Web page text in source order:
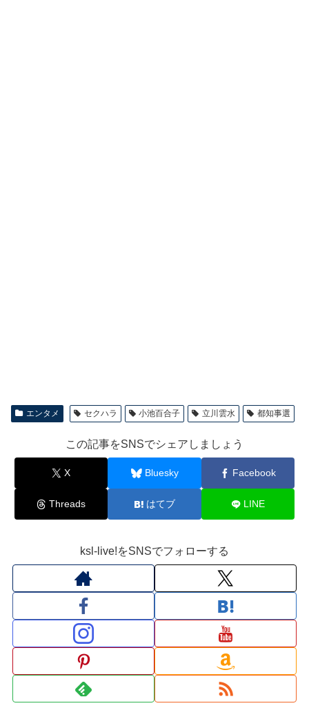
エンタメ セクハラ 小池百合子 立川雲水 都知事選
この記事をSNSでシェアしましょう
X Bluesky Facebook
Threads はてブ LINE
ksl-live!をSNSでフォローする